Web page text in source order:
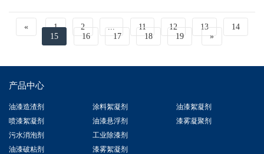
废水的浓度高、成份复杂，水量变化大。涂装喷漆过程
中，随着喷漆工作量的增加，时间的推移，水中的漆雾
会越来越多，水对漆雾的吸附能力会大大下降，会给漆
喷漆房工作环境变差等等一系列问题。所以喷漆房漆雾
废水必须要经常处理。
« 1 2 ... 11 12 13
14
15
16 17 18 19 »
产品中心
油漆造渣剂
喷漆絮凝剂
污水消泡剂
油漆破粘剂
涂料絮凝剂
油漆悬浮剂
工业除漆剂
漆雾絮凝剂
油漆絮凝剂
漆雾凝聚剂